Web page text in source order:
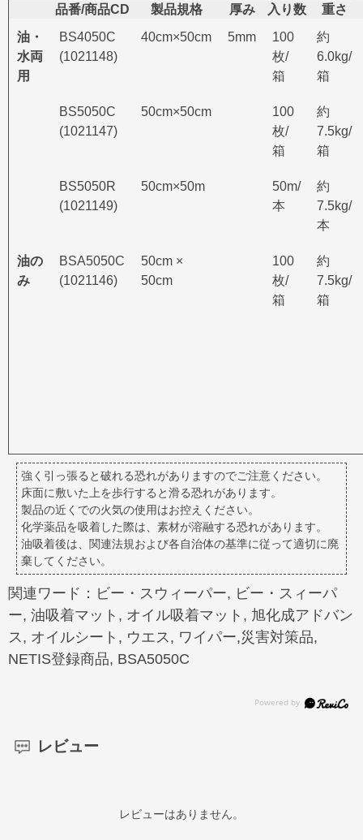
品番/商品CD 製品規格 厚み 入り数
重さ
油・
水両
用
BS4050C
(1021148)
40cm×50cm 5mm
100
枚/
箱
約
6.0kg/
箱
BS5050C
(1021147)
50cm×50cm
100
枚/
箱
約
7.5kg/
箱
BS5050R
(1021149)
50cm×50m
50m/
本
約
7.5kg/
本
油の
み
BSA5050C
(1021146)
50cm ×
50cm
100
枚/
箱
約
7.5kg/
箱
強く引っ張ると破れる恐れがありますのでご注意ください。
床面に敷いた上を歩行すると滑る恐れがあります。
製品の近くでの火気の使用はお控えください。
化学薬品を吸着した際は、素材が溶融する恐れがあります。
油吸着後は、関連法規および各自治体の基準に従って適切に廃
棄してください。
関連ワード：ビー・スウィーパー, ビー・スィーパ
ー, 油吸着マット, オイル吸着マット, 旭化成アドバン
ス, オイルシート, ウエス, ワイパー,災害対策品,
NETIS登録商品, BSA5050C
レビュー
レビューはありません。